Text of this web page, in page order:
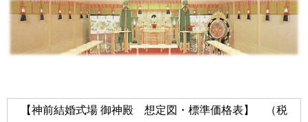
【神前結婚式場 御神殿 想定図・標準価格表】 （税